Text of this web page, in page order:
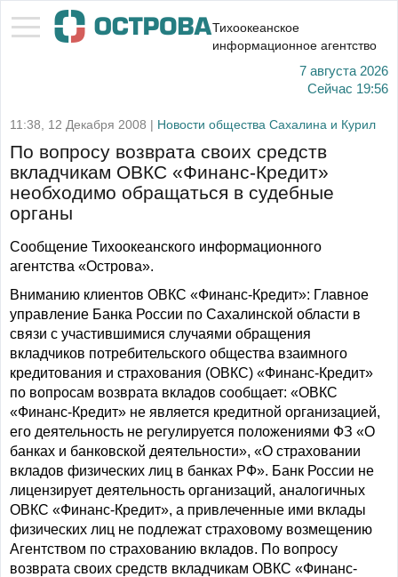
Тихоокеанское
информационное агентство
7 августа 2026
Сейчас 19:56
11:38, 12 Декабря 2008 | Новости общества Сахалина и Курил
По вопросу возврата своих средств
вкладчикам ОВКС «Финанс-Кредит»
необходимо обращаться в судебные
органы
Сообщение Тихоокеанского информационного
агентства «Острова».
Вниманию клиентов ОВКС «Финанс-Кредит»: Главное
управление Банка России по Сахалинской области в
связи с участившимися случаями обращения
вкладчиков потребительского общества взаимного
кредитования и страхования (ОВКС) «Финанс-Кредит»
по вопросам возврата вкладов сообщает: «ОВКС
«Финанс-Кредит» не является кредитной организацией,
его деятельность не регулируется положениями ФЗ «О
банках и банковской деятельности», «О страховании
вкладов физических лиц в банках РФ». Банк России не
лицензирует деятельность организаций, аналогичных
ОВКС «Финанс-Кредит», а привлеченные ими вклады
физических лиц не подлежат страховому возмещению
Агентством по страхованию вкладов. По вопросу
возврата своих средств вкладчикам ОВКС «Финанс-